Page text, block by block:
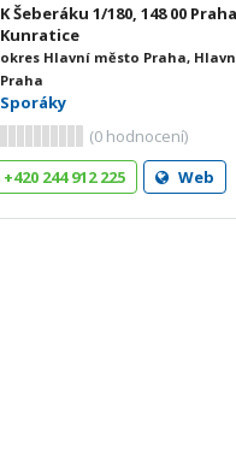
K Šeberáku 1/180, 148 00
Kunratice
okres Hlavní město Praha,
Praha
Sporáky
(0 hodnocení)
+420 244 912 225
Web